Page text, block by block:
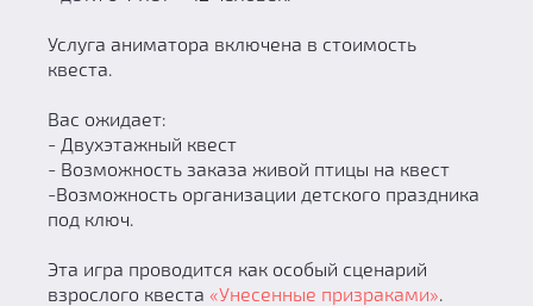
Услуга аниматора включена в стоимость
квеста.
Вас ожидает:
- Двухэтажный квест
- Возможность заказа живой птицы на квест
-Возможность организации детского праздника
под ключ.
Эта игра проводится как особый сценарий
взрослого квеста «Унесенные призраками».